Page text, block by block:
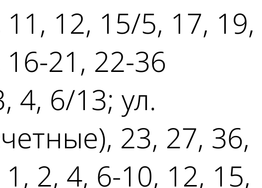
12, 15/5, 17, 19,
16-21, 22-36
4, 6/13; ул.
23, 27, 36,
2, 4, 6-10, 12, 15,